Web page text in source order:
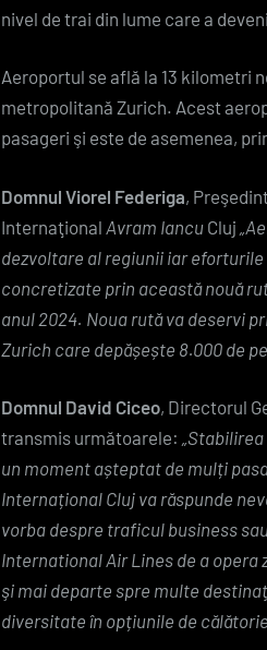
nivel de trai din lume care a
Aeroportul se află la 13 kilometri
metropolitană Zurich. Acest
pasageri şi este de asemenea,
Domnul Viorel Federiga,
Internaţional Avram Iancu Cluj
dezvoltare al regiunii iar
concretizate prin această nouă
anul 2024. Noua rută va deservi
Zurich care depășește 8.000 de
Domnul David Ciceo, Directorul
transmis următoarele:
un moment așteptat de mulți
Internațional Cluj va răspunde
vorba despre traficul business
International Air Lines de a opera
şi mai departe spre multe
diversitate în opțiunile de